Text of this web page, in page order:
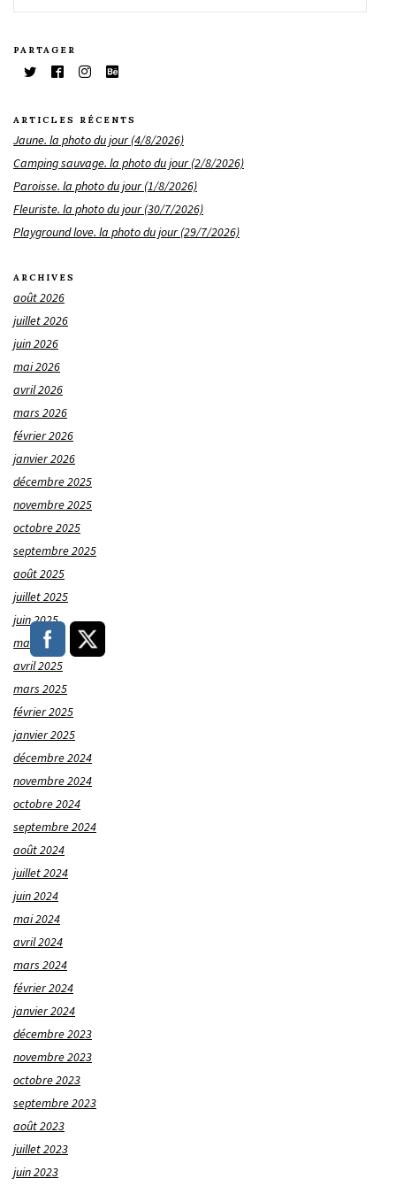
PARTAGER
ARTICLES RÉCENTS
Jaune. la photo du jour (4/8/2026)
Camping sauvage. la photo du jour (2/8/2026)
Paroisse. la photo du jour (1/8/2026)
Fleuriste. la photo du jour (30/7/2026)
Playground love. la photo du jour (29/7/2026)
ARCHIVES
août 2026
juillet 2026
juin 2026
mai 2026
avril 2026
mars 2026
février 2026
janvier 2026
décembre 2025
novembre 2025
octobre 2025
septembre 2025
août 2025
juillet 2025
juin 2025
mai 2025
avril 2025
mars 2025
février 2025
janvier 2025
décembre 2024
novembre 2024
octobre 2024
septembre 2024
août 2024
juillet 2024
juin 2024
mai 2024
avril 2024
mars 2024
février 2024
janvier 2024
décembre 2023
novembre 2023
octobre 2023
septembre 2023
août 2023
juillet 2023
juin 2023